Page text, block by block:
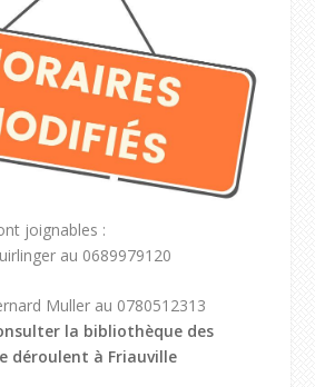
joignables :
au 0689979120
Muller au 0780512313
la bibliothèque des
déroulent à Friauville